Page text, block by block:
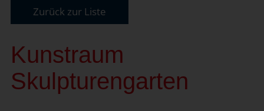
Zurück zur Liste
Kunstraum
Skulpturengarten